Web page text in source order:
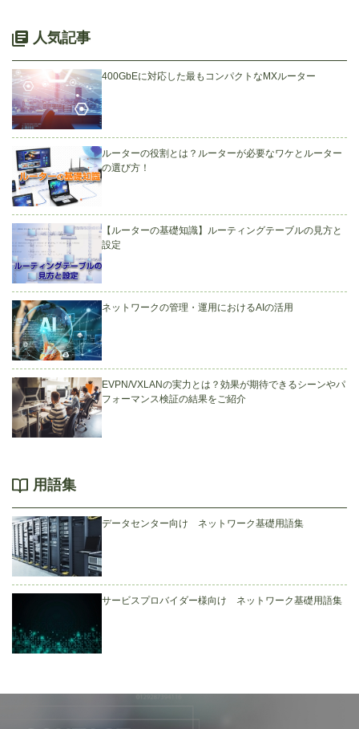
人気記事
400GbEに対応した最もコンパクトなMXルーター
ルーターの役割とは？ルーターが必要なワケとルーター
の選び方！
【ルーターの基礎知識】ルーティングテーブルの見方と
設定
ネットワークの管理・運用におけるAIの活用
EVPN/VXLANの実力とは？効果が期待できるシーンやパ
フォーマンス検証の結果をご紹介
用語集
データセンター向け ネットワーク基礎用語集
サービスプロバイダー様向け ネットワーク基礎用語集